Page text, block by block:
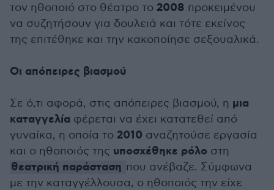
τον ηθοποιό στο θέατρο το 2008 προκειμένου
να συζητήσουν για δουλειά και τότε εκείνος
της επιτέθηκε και την κακοποίησε σεξουαλικά.
Οι απόπειρες βιασμού
Σε ό,τι αφορά, στις απόπειρες βιασμού, η μια
καταγγελία φέρεται να έχει κατατεθεί από
γυναίκα, η οποία το 2010 αναζητούσε εργασία
και ο ηθοποιός της υποσχέθηκε ρόλο στη
θεατρική παράσταση που ανέβαζε. Σύμφωνα
με την καταγγέλλουσα, ο ηθοποιός την είχε